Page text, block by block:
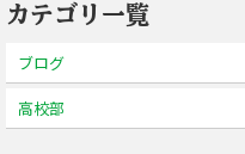
カテゴリ一覧
ブログ
高校部